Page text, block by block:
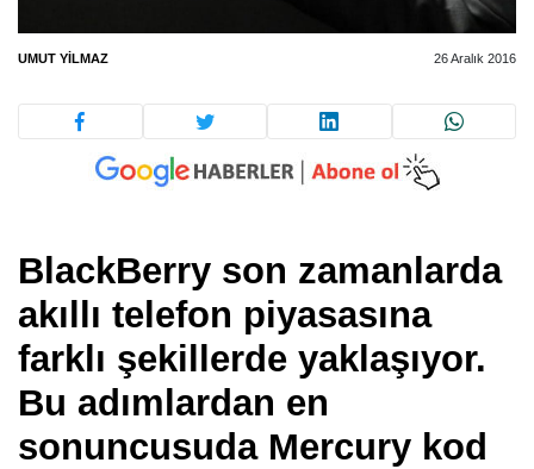
UMUT YILMAZ 26 Aralık 2016
BlackBerry son zamanlarda
akıllı telefon piyasasına
farklı şekillerde yaklaşıyor.
Bu adımlardan en
sonuncusuda Mercury kod